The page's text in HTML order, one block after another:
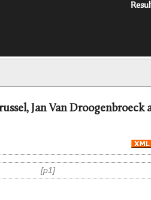
Jan Van Droogenbroeck
p1